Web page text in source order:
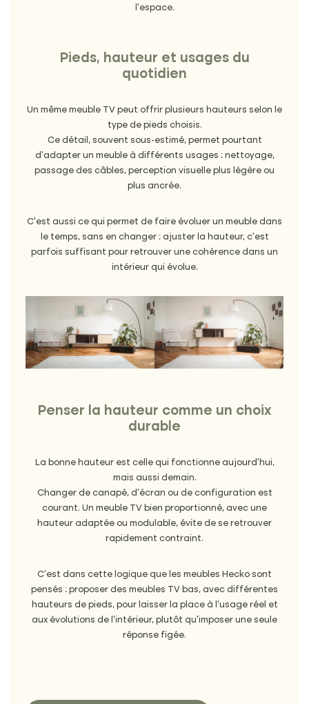
l’espace.
Pieds, hauteur et usages du
quotidien
Un même meuble TV peut offrir plusieurs hauteurs selon le
type de pieds choisis.
Ce détail, souvent sous-estimé, permet pourtant
d’adapter un meuble à différents usages : nettoyage,
passage des câbles, perception visuelle plus légère ou
plus ancrée.
C’est aussi ce qui permet de faire évoluer un meuble dans
le temps, sans en changer : ajuster la hauteur, c’est
parfois suffisant pour retrouver une cohérence dans un
intérieur qui évolue.
Penser la hauteur comme un choix
durable
La bonne hauteur est celle qui fonctionne aujourd’hui,
mais aussi demain.
Changer de canapé, d’écran ou de configuration est
courant. Un meuble TV bien proportionné, avec une
hauteur adaptée ou modulable, évite de se retrouver
rapidement contraint.
C’est dans cette logique que les meubles Hecko sont
pensés : proposer des meubles TV bas, avec différentes
hauteurs de pieds, pour laisser la place à l’usage réel et
aux évolutions de l’intérieur, plutôt qu’imposer une seule
réponse figée.